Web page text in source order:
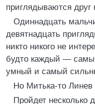
приглядываются друг
Одиннадцать
девятнадцать
никто никого не
будто каждый —
умный и самый
Но Митька-то Линев
Пройдет несколько